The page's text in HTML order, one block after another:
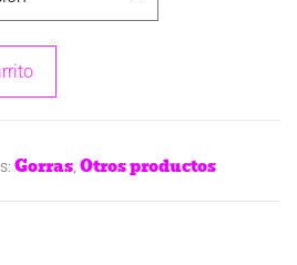
Gorras Otros productos